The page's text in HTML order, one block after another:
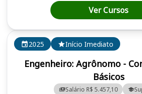
2025 Início Imediato
Engenheiro: Agrônomo -
Básicos
Salário R$ 5.457,10
Ver Cursos